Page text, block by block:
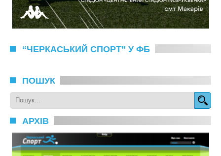
“ЧЕРКАСЬКИЙ СПОРТ” У ФБ
ПОШУК
АРХІВ